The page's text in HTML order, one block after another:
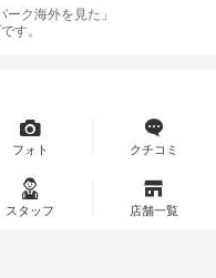
ク海外を見た」
す。
フォト クチコミ
スタッフ 店舗一覧